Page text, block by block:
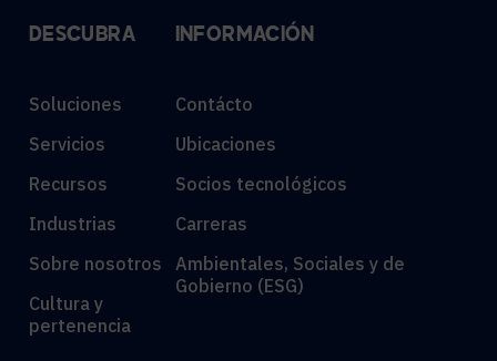
DESCUBRA
Soluciones
Servicios
Recursos
Industrias
Sobre nosotros
Cultura y
pertenencia
INFORMACIÓN
Contácto
Ubicaciones
Socios tecnológicos
Carreras
Ambientales, Sociales y de
Gobierno (ESG)